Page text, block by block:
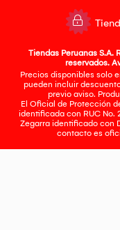
Tiendas Peruanas S.A.
reservados.
Precios disponibles solo
pueden incluir
previo aviso.
El Oficial de Protección
identificada con RUC No.
Zegarra identificado con
contacto es